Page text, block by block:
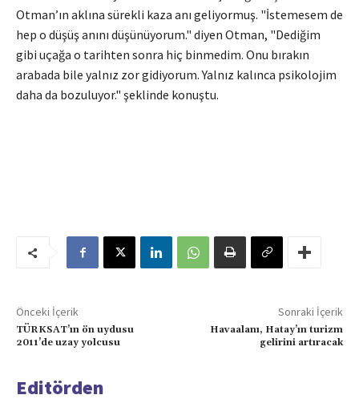
Otman’ın aklına sürekli kaza anı geliyormuş. "İstemesem de
hep o düşüş anını düşünüyorum." diyen Otman, "Dediğim
gibi uçağa o tarihten sonra hiç binmedim. Onu bırakın
arabada bile yalnız zor gidiyorum. Yalnız kalınca psikolojim
daha da bozuluyor." şeklinde konuştu.
Önceki İçerik
TÜRKSAT’ın ön uydusu
2011’de uzay yolcusu
Sonraki İçerik
Havaalanı, Hatay’ın turizm
gelirini artıracak
Editörden